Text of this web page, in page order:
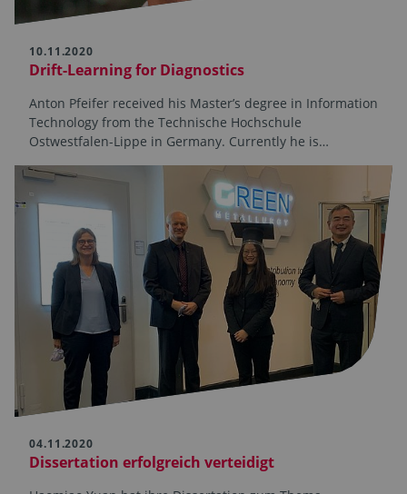
10.11.2020
Drift-Learning for Diagnostics
Anton Pfeifer received his Master’s degree in Information
Technology from the Technische Hochschule
Ostwestfalen-Lippe in Germany. Currently he is…
04.11.2020
Dissertation erfolgreich verteidigt